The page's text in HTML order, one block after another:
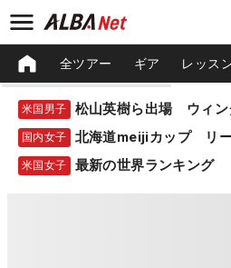
全ツアー ギア レッス
米国男子
国内女子 北海道meijiカップ リ
米国女子 最新の世界ランキング